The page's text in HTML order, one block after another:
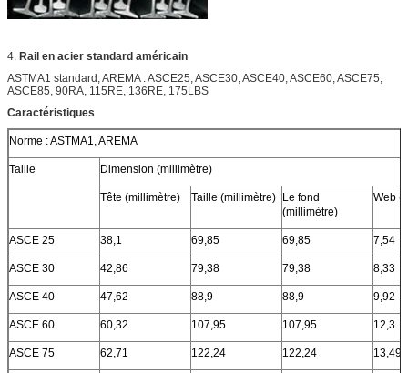
4. Rail en acier standard américain
ASTMA1 standard, AREMA : ASCE25, ASCE30, ASCE40, ASCE60, ASCE75,
ASCE85, 90RA, 115RE, 136RE, 175LBS
Caractéristiques
Norme : ASTMA1, AREMA
Taille Dimension (millimètre)
Tête (millimètre) Taille (millimètre) Le fond
(millimètre)
Web
ASCE 25 38,1 69,85 69,85 7,54
ASCE 30 42,86 79,38 79,38 8,33
ASCE 40 47,62 88,9 88,9 9,92
ASCE 60 60,32 107,95 107,95 12,3
ASCE 75 62,71 122,24 122,24 13,49